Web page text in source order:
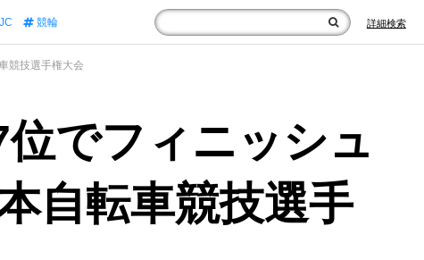
競輪 詳細検索
競技選手権大会
でフィニッシュ
自転車競技選手